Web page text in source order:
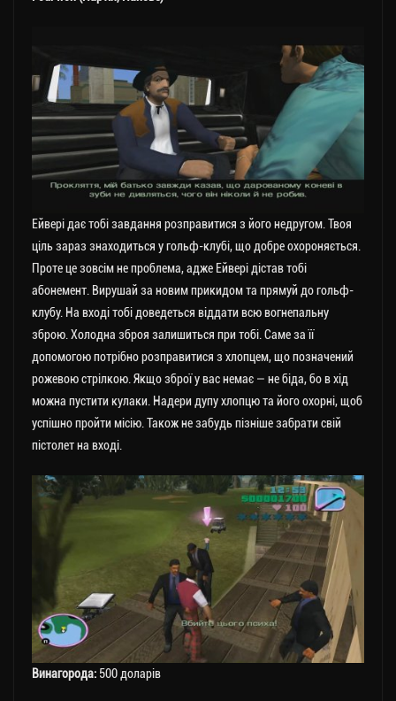
Ейвері дає тобі завдання розправитися з його недругом. Твоя
ціль зараз знаходиться у гольф-клубі, що добре охороняється.
Проте це зовсім не проблема, адже Ейвері дістав тобі
абонемент. Вирушай за новим прикидом та прямуй до гольф-
клубу. На вході тобі доведеться віддати всю вогнепальну
зброю. Холодна зброя залишиться при тобі. Саме за її
допомогою потрібно розправитися з хлопцем, що позначений
рожевою стрілкою. Якщо зброї у вас немає — не біда, бо в хід
можна пустити кулаки. Надери дупу хлопцю та його охорні, щоб
успішно пройти місію. Також не забудь пізніше забрати свій
пістолет на вході.
Винагорода: 500 доларів